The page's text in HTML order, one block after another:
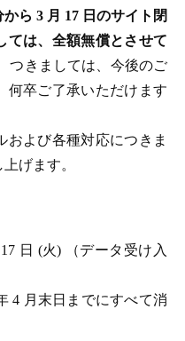
ら 3 月 17 日のサイト閉
ては、全額無償とさせて
つきましては、今後のご
何卒ご了承いただけます
および各種対応につきま
げます。
日 (火) （データ受け入
4 月末日までにすべて消